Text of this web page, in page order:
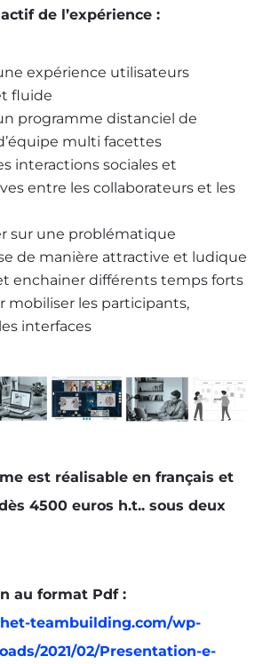
de l’expérience :
expérience utilisateurs
fluide
programme distanciel de
multi facettes
interactions sociales et
entre les collaborateurs et les
sur une problématique
de manière attractive et ludique
enchainer différents temps forts
mobiliser les participants,
interfaces
est réalisable en français et
4500 euros h.t.. sous deux
au format Pdf :
teambuilding.com/wp-
2021/02/Presentation-e-